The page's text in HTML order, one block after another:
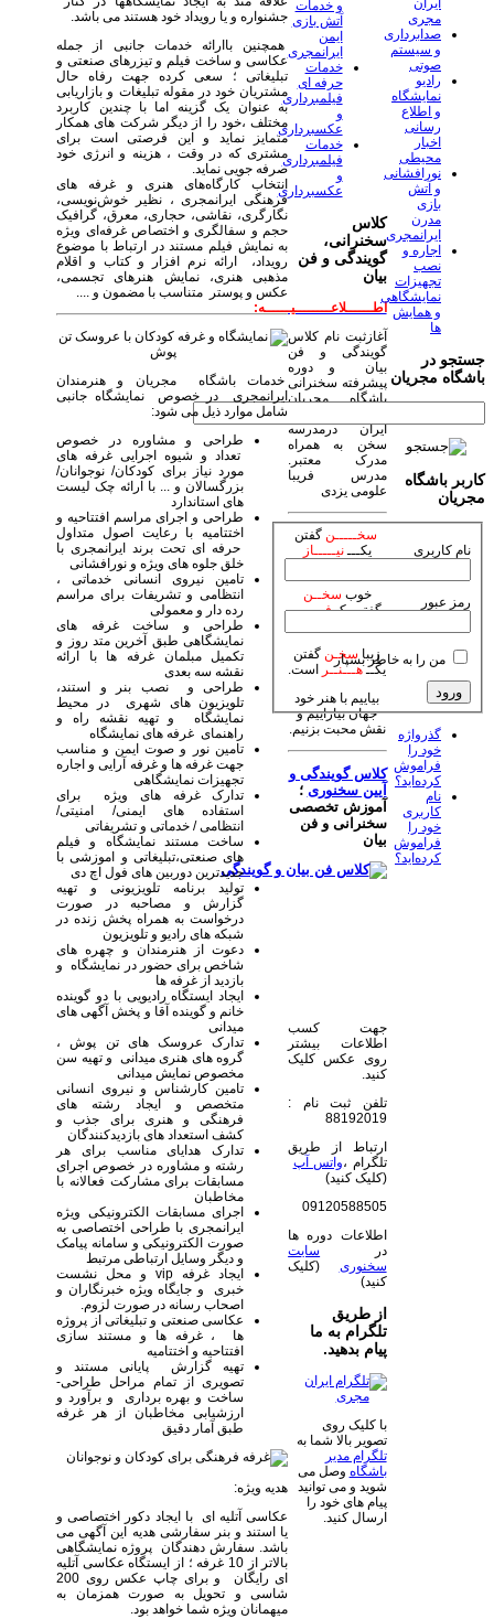
جشنواره و یا رویداد خود هستند می باشد.
همچنین باارائه خدمات جانبی از جمله
عکاسی و ساخت فیلم و تیزرهای صنعتی و
تبلیغاتی ؛ سعی کرده جهت رفاه حال
مشتریان خود در مقوله تبلیغات و بازاریابی
به عنوان یک گزینه اما با چندین کاربرد
مختلف ،خود را از دیگر شرکت های همکار
متمایز نماید و این فرصتی است برای
مشتری که در وقت ، هزینه و انرژی خود
صرفه جویی نماید.
انتخاب کارگاه‌های هنری و غرفه های
فرهنگی ایرانمجری ، نظیر خوش‌نویسی،
نگارگری، نقاشی، حجاری، معرق، گرافیک
حجم و سفالگری و اختصاص غرفه‌ای ویژه
به نمایش فیلم مستند در ارتباط با موضوع
رویداد، ارائه نرم افزار و کتاب و اقلام
مذهبی هنری، نمایش هنرهای تجسمی،
عکس و پوستر متناسب با مضمون و ....
خدمات باشگاه مجریان و هنرمندان
ایرانمجری در خصوص نمایشگاه جانبی
شامل موارد ذیل می شود:
طراحی و مشاوره در خصوص
تعداد و شیوه اجرایی غرفه های
مورد نیاز برای کودکان/ نوجوانان/
بزرگسالان و ... با ارائه چک لیست
های استاندارد
طراحی و اجرای مراسم افتتاحیه و
اختتامیه با رعایت اصول متداول
حرفه ای تحت برند ایرانمجری با
خلق جلوه های ویژه و نورافشانی
تامین نیروی انسانی خدماتی ،
انتظامی و تشریفات برای مراسم
رده دار و معمولی
طراحی و ساخت غرفه های
نمایشگاهی طبق آخرین متد روز و
تکمیل مبلمان غرفه ها با ارائه
نقشه سه بعدی
طراحی و نصب بنر و استند،
تلویزیون های شهری در محیط
نمایشگاه و تهیه نقشه راه و
راهنمای غرفه های نمایشگاه
تامین نور و صوت ایمن و مناسب
جهت غرفه ها و غرفه آرایی و اجاره
تجهیزات نمایشگاهی
تدارک غرفه های ویژه برای
استفاده های ایمنی/ امنیتی/
انتظامی / خدماتی و تشریفاتی
ساخت مستند نمایشگاه و فیلم
های صنعتی،تبلیغاتی و اموزشی با
جدیدترین دوربین های فول اچ دی
تولید برنامه تلویزیونی و تهیه
گزارش و مصاحبه در صورت
درخواست به همراه پخش زنده در
شبکه های رادیو و تلویزیون
دعوت از هنرمندان و چهره های
شاخص برای حضور در نمایشگاه و
بازدید از غرفه ها
ایجاد ایستگاه رادیویی با دو گوینده
خانم و گوینده آقا و پخش آگهی های
میدانی
تدارک عروسک های تن پوش ،
گروه های هنری میدانی و تهیه سن
مخصوص نمایش میدانی
تامین کارشناس و نیروی انسانی
متخصص و ایجاد رشته های
فرهنگی و هنری برای جذب و
کشف استعداد های بازدیدکنندگان
تدارک هدایای مناسب برای هر
رشته و مشاوره در خصوص اجرای
مسابقات برای مشارکت فعالانه با
مخاطبان
اجرای مسابقات الکترونیکی ویژه
ایرانمجری با طراحی اختصاصی به
صورت الکترونیکی و سامانه پیامک
و دیگر وسایل ارتباطی مرتبط
ایجاد غرفه vip و محل نشست
خبری و جایگاه ویژه خبرنگاران و
اصحاب رسانه در صورت لزوم.
عکاسی صنعتی و تبلیغاتی از پروژه
ها ، غرفه ها و مستند سازی
افتتاحیه و اختتامیه
تهیه گزارش پایانی مستند و
تصویری از تمام مراحل طراحی-
ساخت و بهره برداری و برآورد و
ارزشیابی مخاطبان از هر غرفه
طبق آمار دقیق
هدیه ویژه:
عکاسی آتلیه ای با ایجاد دکور اختصاصی و
یا استند و بنر سفارشی هدیه این آگهی می
باشد. سفارش دهندگان پروژه نمایشگاهی
بالاتر از 10 غرفه ؛ از ایستگاه عکاسی آتلیه
ای رایگان و برای چاپ عکس روی 200
شاسی و تحویل به صورت همزمان به
میهمانان ویژه شما خواهد بود.
و خدمات
آتش بازی
ایمن
ایرانمجری
خدمات
حرفه ای
فیلمبرداری
و
عکسبرداری
خدمات
فیلمبرداری
و
عکسبرداری
کلاس
سخنرانی،
گویندگی و فن
بیان
اطــــــلاعــــــــیــــــه:
آغازثبت نام کلاس
گویندگی و فن
بیان و دوره
پیشرفته سخنرانی
باشگاه مجریان
ایران درمدرسه
سخن به همراه
مدرک معتبر.
مدرس فریبا
علومی یزدی
سخـــــن گفتن
یکـــنیـــــاز
خوب سخــن
گفتن یکـفـــــن
زیبا سخـنگفتن
یکــهـــنــر
است.
بیاییم با هنر خود
جهان بیاراییم و
نقش محبت بزنیم.
کلاس گویندگی و
آیین سخنوری ؛
آموزش تخصصی
سخنرانی و فن
بیان
جهت کسب
اطلاعات بیشتر
روی عکس کلیک
کنید.
تلفن ثبت نام :
88192019
ارتباط از طریق
تلگرام ،واتس آپ
(کلیک کنید)
09120588505
اطلاعات دوره ها
در سایت
سخنوری (کلیک
کنید)
از طریق
تلگرام به ما
پیام بدهید.
با کلیک روی
تصویر بالا شما به
تلگرام مدیر
باشگاه وصل می
شوید و می توانید
پیام های خود را
ارسال کنید.
ایران
مجری
صدابرداری
و سیستم
صوتی
رادیو
نمایشگاه
و اطلاع
رسانی
اخبار
محیطی
نورافشانی
و آتش
بازی
مدرن
ایرانمجری
اجاره و
نصب
تجهیزات
نمایشگاهی
و همایش
ها
جستجو در
باشگاه مجریان
کاربر باشگاه
مجریان
نام کاربری
رمز عبور
من را به خاطر بسپار
گذرواژه
خود را
فراموش
کرده‌اید؟
نام
کاربری
خود را
فراموش
کرده‌اید؟